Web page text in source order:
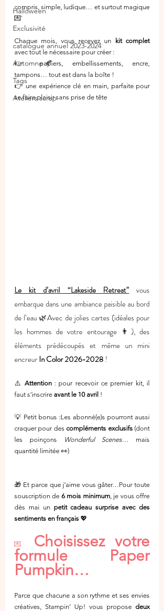
Halloween
Exclusivité
catalogue annuel 2023-2024
Automne 🍂
Tags
Ateliers scrap
compris, simple, ludique… et surtout magique
💌`
Chaque mois, vous recevez un
kit complet
avec tout le nécessaire pour créer :
👉 papiers, embellissements, encre,
tampons… tout est dans la boîte !
👉 une expérience clé en main, parfaite pour
se faire plaisir sans prise de tête
Le kit d’avril “Lakeside Retreat” vous
embarque dans une ambiance paisible au bord
de l’eau 🌿Avec de jolies cartes (idéales pour
les hommes de votre entourage 👨), des
éléments prédécoupés et même un mini
encreur In Color 2026-2028 !
⚠️ Attention : pour recevoir ce premier kit, il
faut s’inscrire avant le 10 avril !
💡 Petit bonus :Les abonné(e)s pourront aussi
craquer pour des compléments exclusifs (dont
les poinçons
Wonderful Scenes… mais
quantité limitée 👀)
🎁 Et parce que j’aime vous gâter…Pour toute
souscription de 6 mois minimum, je vous offre
dès mai un petit cadeau surprise avec des
sentiments en français 💖
💌 Choisissez votre
formule Paper
Pumpkin…
Parce que chacune a son rythme et ses envies
créatives, Stampin’ Up! vous propose deux